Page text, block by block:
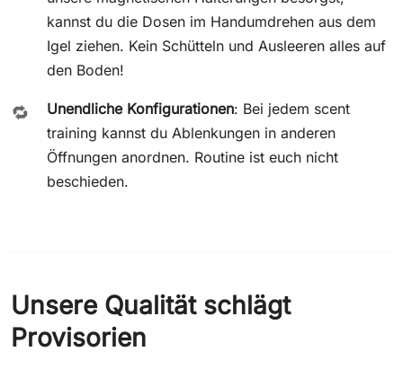
kannst du die Dosen im Handumdrehen aus dem
Igel ziehen. Kein Schütteln und Ausleeren alles auf
den Boden!
🔁 Unendliche Konfigurationen: Bei jedem scent
training kannst du Ablenkungen in anderen
Öffnungen anordnen. Routine ist euch nicht
beschieden.
Unsere Qualität schlägt
Provisorien